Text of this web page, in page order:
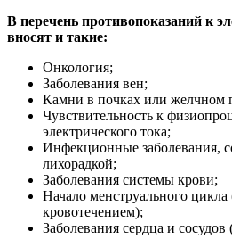
В перечень противопоказаний к
вносят и такие:
Онкология;
Заболевания вен;
Камни в почках или желчном
Чувствительность к
электрического тока;
Инфекционные заболевания,
лихорадкой;
Заболевания системы крови;
Начало менструального
кровотечением);
Заболевания сердца и